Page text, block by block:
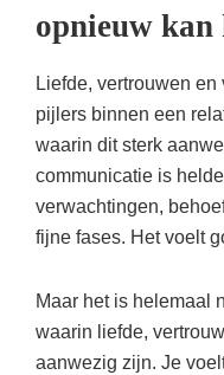
opnieuw kan
Liefde, vertrouwen
pijlers binnen een
waarin dit sterk
communicatie is
verwachtingen,
fijne fases. Het voelt
Maar het is helemaal
waarin liefde,
aanwezig zijn. Je